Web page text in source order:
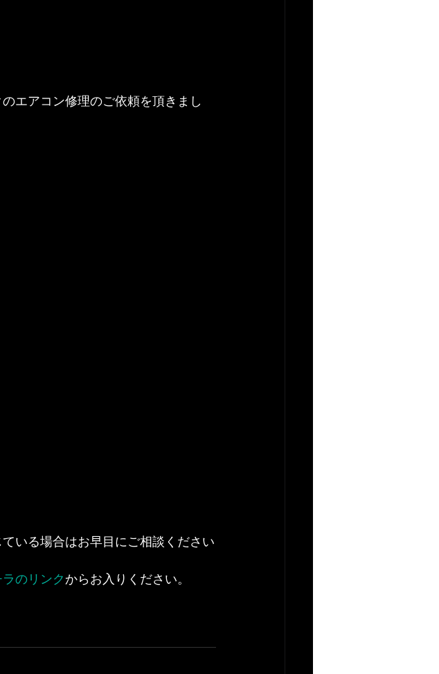
エアコン修理のご依頼を頂きまし
いる場合はお早目にご相談ください
ラのリンクからお入りください。